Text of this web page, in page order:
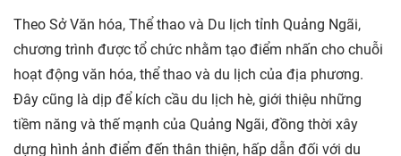
Theo Sở Văn hóa, Thể thao và Du lịch tỉnh Quảng Ngãi,
chương trình được tổ chức nhằm tạo điểm nhấn cho chuỗi
hoạt động văn hóa, thể thao và du lịch của địa phương.
Đây cũng là dịp để kích cầu du lịch hè, giới thiệu những
tiềm năng và thế mạnh của Quảng Ngãi, đồng thời xây
dựng hình ảnh điểm đến thân thiện, hấp dẫn đối với du